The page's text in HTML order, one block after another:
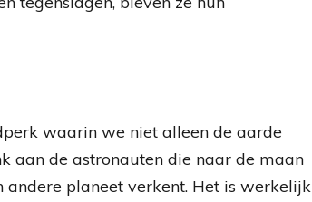
waarin we niet alleen de aarde
aan de astronauten die naar de maan
planeet verkent. Het is werkelijk